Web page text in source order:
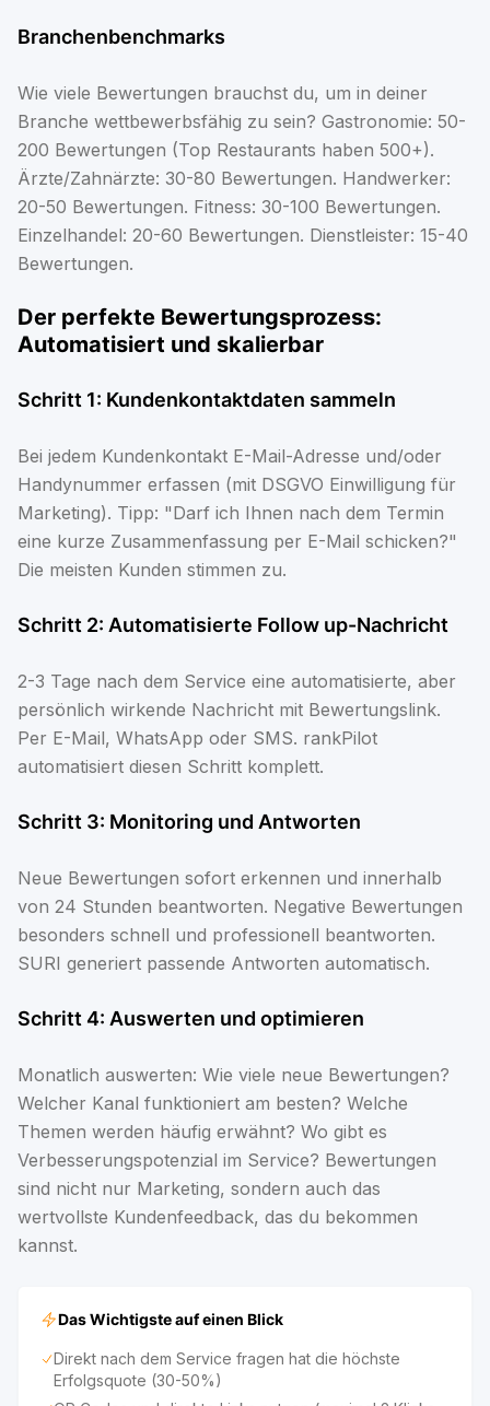
Branchenbenchmarks
Wie viele Bewertungen brauchst du, um in deiner
Branche wettbewerbsfähig zu sein? Gastronomie: 50-
200 Bewertungen (Top Restaurants haben 500+).
Ärzte/Zahnärzte: 30-80 Bewertungen. Handwerker:
20-50 Bewertungen. Fitness: 30-100 Bewertungen.
Einzelhandel: 20-60 Bewertungen. Dienstleister: 15-40
Bewertungen.
Der perfekte Bewertungsprozess:
Automatisiert und skalierbar
Schritt 1: Kundenkontaktdaten sammeln
Bei jedem Kundenkontakt E-Mail-Adresse und/oder
Handynummer erfassen (mit DSGVO Einwilligung für
Marketing). Tipp: "Darf ich Ihnen nach dem Termin
eine kurze Zusammenfassung per E-Mail schicken?"
Die meisten Kunden stimmen zu.
Schritt 2: Automatisierte Follow up-Nachricht
2-3 Tage nach dem Service eine automatisierte, aber
persönlich wirkende Nachricht mit Bewertungslink.
Per E-Mail, WhatsApp oder SMS. rankPilot
automatisiert diesen Schritt komplett.
Schritt 3: Monitoring und Antworten
Neue Bewertungen sofort erkennen und innerhalb
von 24 Stunden beantworten. Negative Bewertungen
besonders schnell und professionell beantworten.
SURI generiert passende Antworten automatisch.
Schritt 4: Auswerten und optimieren
Monatlich auswerten: Wie viele neue Bewertungen?
Welcher Kanal funktioniert am besten? Welche
Themen werden häufig erwähnt? Wo gibt es
Verbesserungspotenzial im Service? Bewertungen
sind nicht nur Marketing, sondern auch das
wertvollste Kundenfeedback, das du bekommen
kannst.
Das Wichtigste auf einen Blick
Direkt nach dem Service fragen hat die höchste
Erfolgsquote (30-50%)